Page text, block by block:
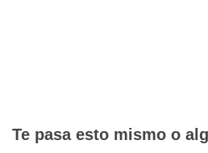
Te pasa esto mismo o